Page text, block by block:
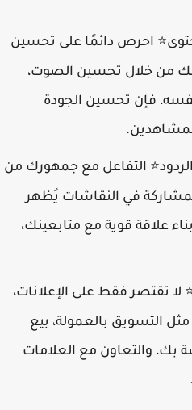
⭐ احرص دائمًا على تحسين
من خلال تحسين الصوت،
فإن تحسين الجودة
⭐ التفاعل مع جمهورك من
في النقاشات يُظهر
علاقة قوية مع متابعينك،
لا تقتصر فقط على الإعلانات،
التسويق بالعمولة، بيع
بك، والتعاون مع العلامات